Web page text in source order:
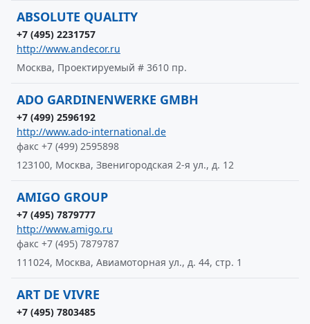
ABSOLUTE QUALITY
+7 (495) 2231757
http://www.andecor.ru
Москва, Проектируемый # 3610 пр.
ADO GARDINENWERKE GMBH
+7 (499) 2596192
http://www.ado-international.de
факс +7 (499) 2595898
123100, Москва, Звенигородская 2-я ул., д. 12
AMIGO GROUP
+7 (495) 7879777
http://www.amigo.ru
факс +7 (495) 7879787
111024, Москва, Авиамоторная ул., д. 44, стр. 1
ART DE VIVRE
+7 (495) 7803485